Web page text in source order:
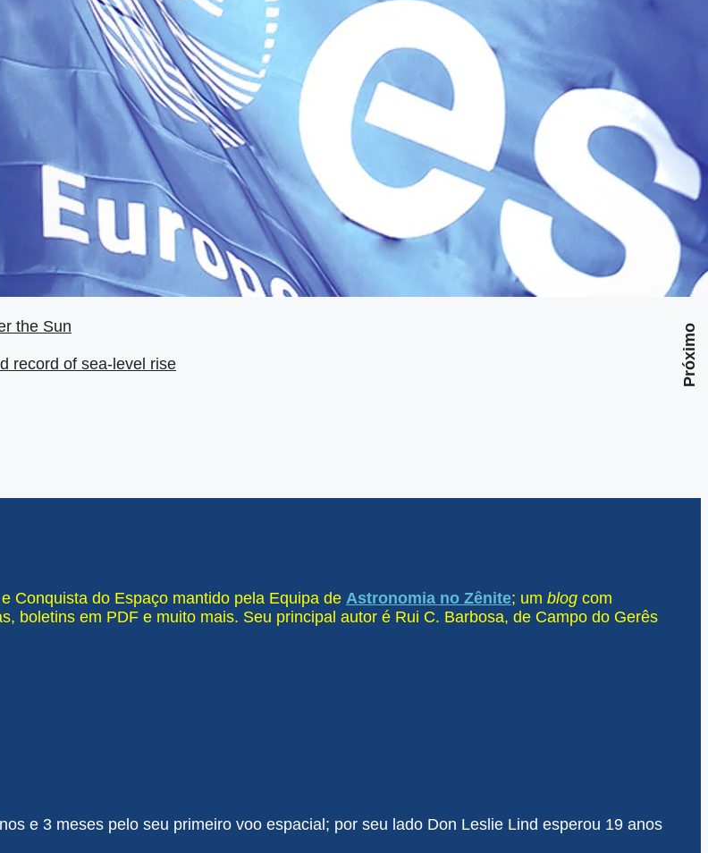
the Sun
record of sea-level rise
Próximo
Conquista do Espaço mantido pela Equipa de Astronomia no Zênite; um blog com
boletins em PDF e muito mais. Seu principal autor é Rui C. Barbosa, de Campo do Gerês
e 3 meses pelo seu primeiro voo espacial; por seu lado Don Leslie Lind esperou 19 anos